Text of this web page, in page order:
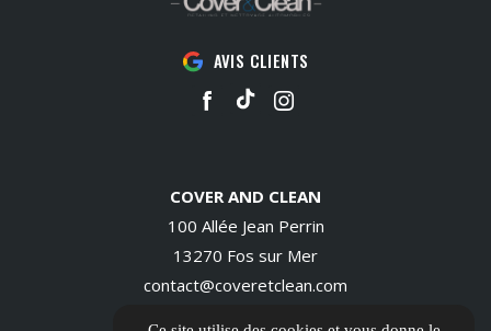
AVIS CLIENTS
COVER AND CLEAN
100 Allée Jean Perrin
13270 Fos sur Mer
contact@coveretclean.com